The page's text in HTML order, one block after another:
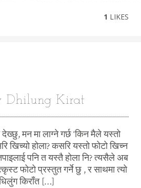
1 LIKES
Dhilung Kirat
मन मा लाग्ने गर्छ ‘किन मैले यस्तो
खिच्यो होला? कसरि यस्तो फोटो खिच्न
पनि त यस्तै होला नि? त्यसैले अब
फोटो प्रस्तुत गर्ने छु , र साथमा त्यो
किराँत […]